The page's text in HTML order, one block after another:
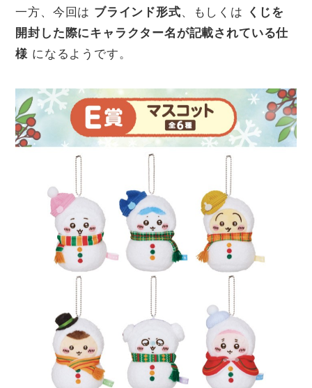
一方、今回は ブラインド形式、もしくは
くじを
開封した際にキャラクター名が記載されている仕
様 になるようです。